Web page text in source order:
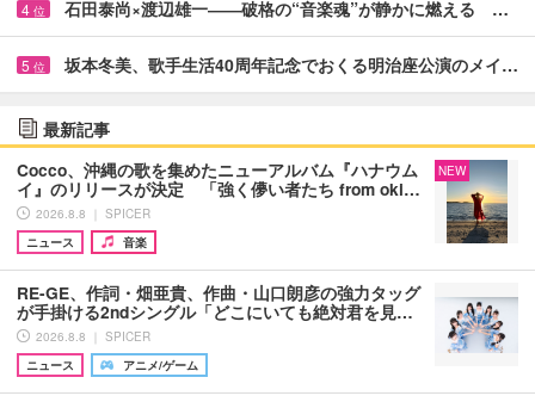
4 位 石田泰尚×渡辺雄一――破格の“音楽魂”が静かに燃える …
5 位 坂本冬美、歌手生活40周年記念でおくる明治座公演のメイ…
最新記事
Cocco、沖縄の歌を集めたニューアルバム『ハナウム
イ』のリリースが決定 「強く儚い者たち from oki…
2026.8.8 ｜ SPICER
ニュース
音楽
NEW
RE-GE、作詞・畑亜貴、作曲・山口朗彦の強力タッグ
が手掛ける2ndシングル「どこにいても絶対君を見…
2026.8.8 ｜ SPICER
ニュース
アニメ/ゲーム